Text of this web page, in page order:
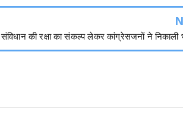
संविधान की रक्षा का संकल्प लेकर कांग्रेसजनों ने निकाली